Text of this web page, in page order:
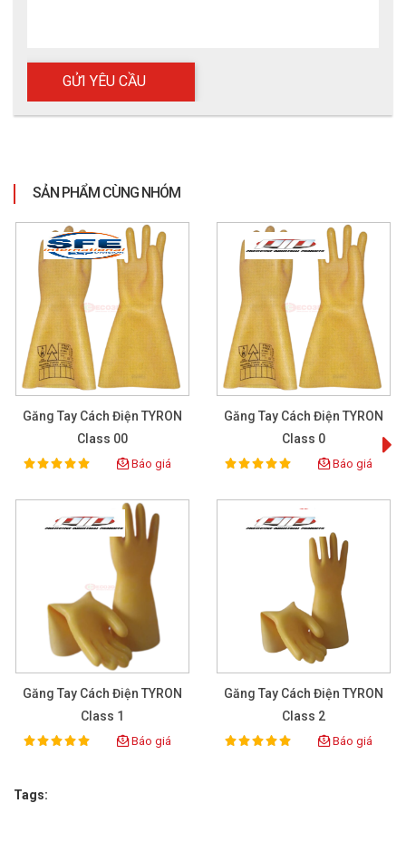
vụ hoàn toàn mới với các ứng dụng kiểm soát bằng phần mềm
thông minh, linh hoạt. Trải nghiệm giúp quý khách tiết kiệm thời
gian và công sức trong cả kiểm soát đơn hàng lẫn kiểm tra
Còn đợi gì nữa, hãy đến ngay EOC3D. Với chúng tôi lần đầu là
trải nghiệm, lần hai là của sự hợp tác cùng phát triển!
SẢN PHẨM CÙNG NHÓM
Găng Tay Cách Điện TYRON
Class 00
Rating:
100% Báo giá
Găng Tay Cách Điện TYRON
Class 0
Rating:
100% Báo giá
Găng Tay Cách Điện TYRON
Class 1
Rating:
100% Báo giá
Găng Tay Cách Điện TYRON
Class 2
Rating:
100% Báo giá
Tags: